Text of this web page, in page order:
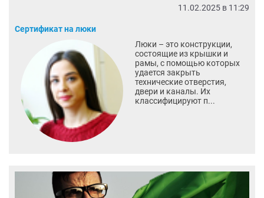
11.02.2025 в 11:29
Сертификат на люки
Люки – это конструкции,
состоящие из крышки и
рамы, с помощью которых
удается закрыть
технические отверстия,
двери и каналы. Их
классифицируют п...